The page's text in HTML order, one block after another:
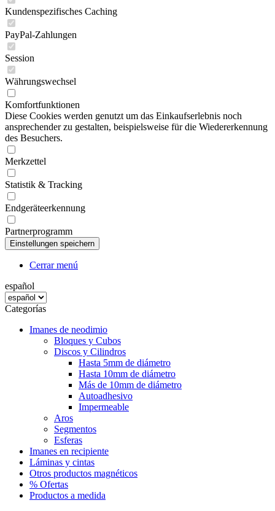
Kundenspezifisches Caching
PayPal-Zahlungen
Session
Währungswechsel
Komfortfunktionen
Diese Cookies werden genutzt um das Einkaufserlebnis noch
ansprechender zu gestalten, beispielsweise für die Wiedererkennung
des Besuchers.
Merkzettel
Statistik & Tracking
Endgeräteerkennung
Partnerprogramm
Cerrar menú
español
Categorías
Imanes de neodimio
Bloques y Cubos
Discos y Cilindros
Hasta 5mm de diámetro
Hasta 10mm de diámetro
Más de 10mm de diámetro
Autoadhesivo
Impermeable
Aros
Segmentos
Esferas
Imanes en recipiente
Láminas y cintas
Otros productos magnéticos
% Ofertas
Productos a medida